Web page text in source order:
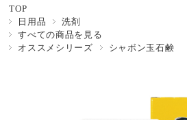
TOP
日用品
洗剤
すべての商品を見る
オススメシリーズ
シャボン玉石鹸